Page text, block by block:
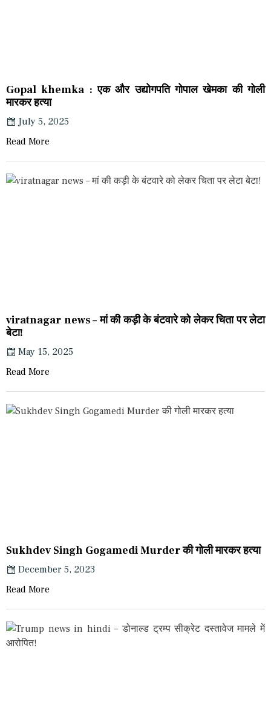
Gopal khemka : एक और उद्योगपति गोपाल खेमका की गोली
मारकर हत्या
July 5, 2025
Read More
viratnagar news – मां की कड़ी के बंटवारे को लेकर चिता पर लेटा
बेटा!
May 15, 2025
Read More
Sukhdev Singh Gogamedi Murder की गोली मारकर हत्या
December 5, 2023
Read More